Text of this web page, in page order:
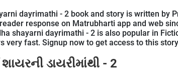
dayrimathi - 2 book and story is written by
response on Matrubharti app and web
shayarni dayrimathi - 2 is also popular in
very fast. Signup now to get access to this
ડાયરીમાંથી - 2